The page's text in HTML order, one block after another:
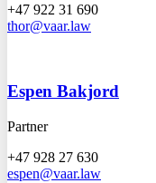
+47 922 31 690
thor@vaar.law
Espen Bakjord
Partner
+47 928 27 630
espen@vaar.law